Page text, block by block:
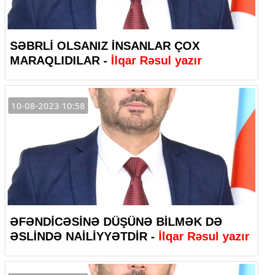
SƏBRLİ OLSANIZ İNSANLAR ÇOX
MARAQLIDILAR - İlqar Rəsul yazır
10-08-2023 10:58
ƏFƏNDİCƏSİNƏ DÜŞÜNƏ BİLMƏK DƏ
ƏSLİNDƏ NAİLİYYƏTDİR - İlqar Rəsul yazır